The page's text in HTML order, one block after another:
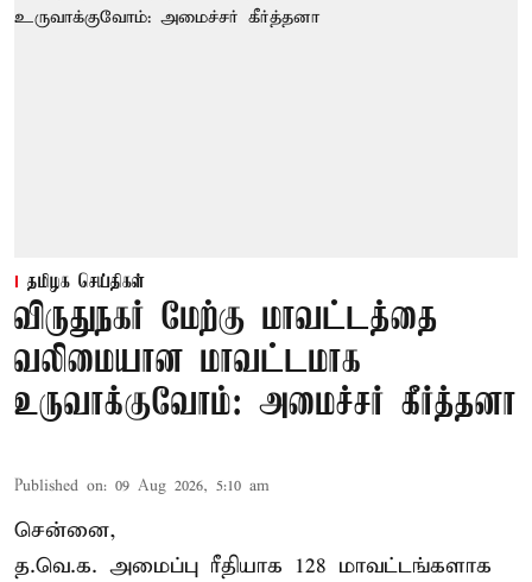
தமிழக செய்திகள்
விருதுநகர் மேற்கு மாவட்டத்தை
வலிமையான மாவட்டமாக
உருவாக்குவோம்: அமைச்சர் கீர்த்தனா
Published on: 09 Aug 2026, 5:10 am
சென்னை,
த.வெ.க. அமைப்பு ரீதியாக 128 மாவட்டங்களாக